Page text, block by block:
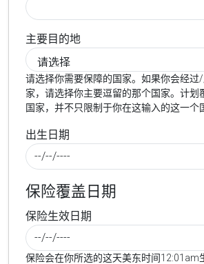
主要目的地
请选择你需要保障的国家。如果你会经过
家，请选择你主要逗留的那个国家。计划
国家，并不只限制于你在这输入的这一个
出生日期
保险覆盖日期
保险生效日期
保险会在你所选的这天美东时间12:01am